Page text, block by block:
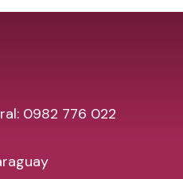
0982 776 022